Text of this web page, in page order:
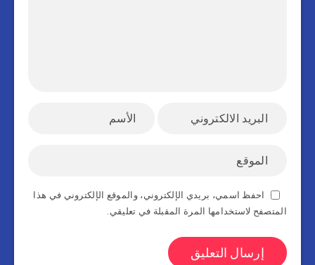
احفظ اسمي، بريدي الإلكتروني، والموقع الإلكتروني في هذا
المتصفح لاستخدامها المرة المقبلة في تعليقي.